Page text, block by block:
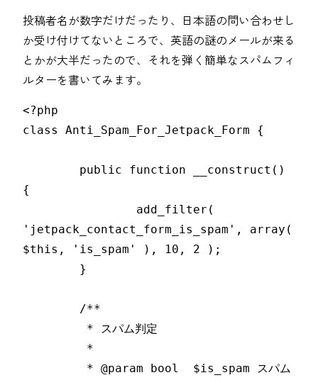
投稿者名が数字だけだったり、日本語の問い合わせし
か受け付けてないところで、英語の謎のメールが来る
とかが大半だったので、それを弾く簡単なスパムフィ
ルターを書いてみます。
<?php
class Anti_Spam_For_Jetpack_Form {
{
'jetpack_contact_form_is_spam', array(
$this, 'is_spam' ), 10, 2 );